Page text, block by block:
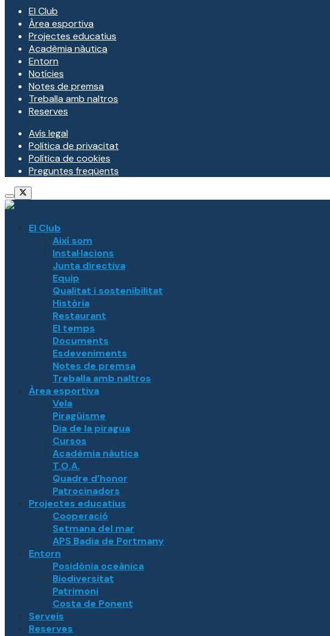
El Club
Àrea esportiva
Projectes educatius
Acadèmia nàutica
Entorn
Notícies
Notes de premsa
Treballa amb naltros
Reserves
Avís legal
Política de privacitat
Política de cookies
Preguntes freqüents
El Club
Així som
Instal·lacions
Junta directiva
Equip
Qualitat i sostenibilitat
Història
Restaurant
El temps
Documents
Esdeveniments
Notes de premsa
Treballa amb naltros
Àrea esportiva
Vela
Piragüisme
Dia de la piragua
Cursos
Acadèmia nàutica
T.O.A.
Quadre d’honor
Patrocinadors
Projectes educatius
Cooperació
Setmana del mar
APS Badia de Portmany
Entorn
Posidònia oceànica
Biodiversitat
Patrimoni
Costa de Ponent
Serveis
Reserves